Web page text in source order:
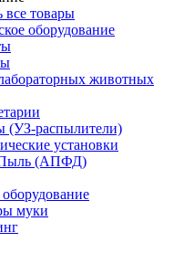
все товары
оборудование
животных
(УЗ-распылители)
установки
Пыль (АПФД)
муки